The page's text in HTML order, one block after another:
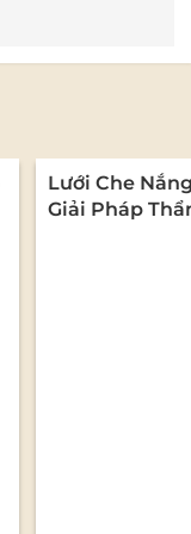
Lưới Che
Giải Pháp